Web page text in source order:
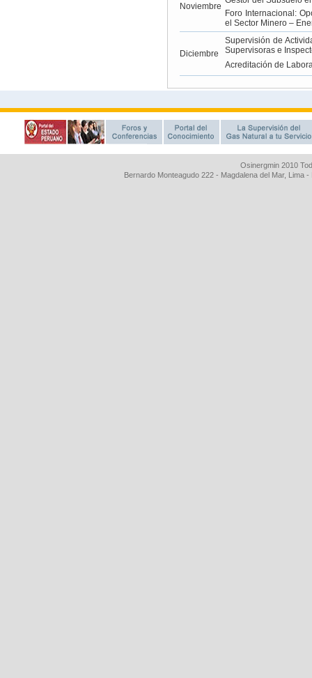
Osinergmin 2010
Bernardo Monteagudo 222 - Magdalena del Mar, Lima